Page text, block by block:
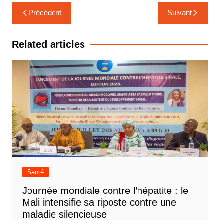
Navigation
de
l’article
Précédent Suivant
Related articles
Santé
Journée mondiale contre l’hépatite : le
Mali intensifie sa riposte contre une
maladie silencieuse